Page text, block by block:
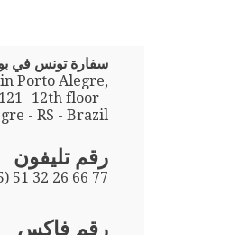
سفارة تونس في
Porto Alegre,
12th floor -
- RS - Brazil
رقم تليفون
51 32 26 66 77
رقم فاكس